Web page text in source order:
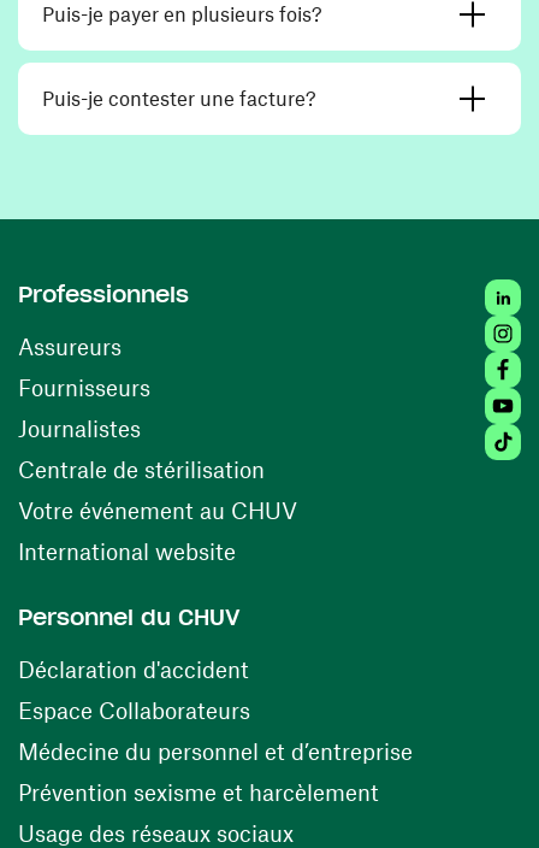
Puis-je payer en plusieurs fois?
Puis-je contester une facture?
Professionnels
Assureurs
Fournisseurs(opens in a new window)
Journalistes
Centrale de stérilisation (opens in a new window)
Votre événement au CHUV(opens in a new
International website
Personnel du CHUV
Déclaration d'accident
Espace Collaborateurs(opens in a new window)
Médecine du personnel et d’entreprise
Prévention sexisme et harcèlement
Usage des réseaux sociaux(opens in a new